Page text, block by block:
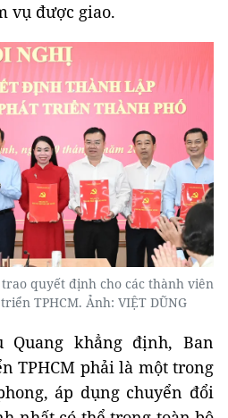
vụ được giao.
quyết định cho các thành viên
TPHCM. Ảnh: VIỆT DŨNG
khẳng định, Ban
TPHCM phải là một trong
áp dụng chuyển đổi